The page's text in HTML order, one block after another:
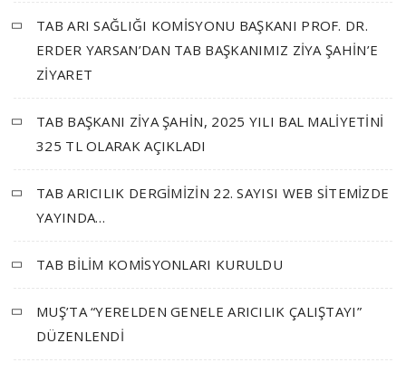
TAB ARI SAĞLIĞI KOMİSYONU BAŞKANI PROF. DR.
ERDER YARSAN’DAN TAB BAŞKANIMIZ ZİYA ŞAHİN’E
ZİYARET
TAB BAŞKANI ZİYA ŞAHİN, 2025 YILI BAL MALİYETİNİ
325 TL OLARAK AÇIKLADI
TAB ARICILIK DERGİMİZİN 22. SAYISI WEB SİTEMİZDE
YAYINDA…
TAB BİLİM KOMİSYONLARI KURULDU
MUŞ’TA “YERELDEN GENELE ARICILIK ÇALIŞTAYI”
DÜZENLENDİ